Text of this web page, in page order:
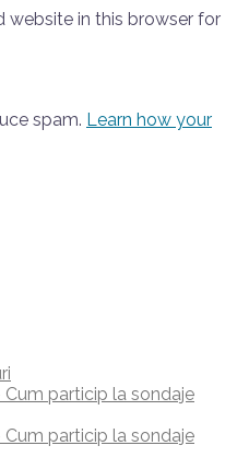
website in this browser for
spam. Learn how your
Cum particip la sondaje
Cum particip la sondaje